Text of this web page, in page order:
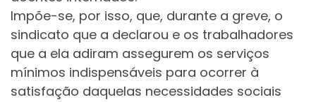
Impõe-se, por isso, que, durante a greve, o
sindicato que a declarou e os trabalhadores
que a ela adiram assegurem os serviços
mínimos indispensáveis para ocorrer à
satisfação daquelas necessidades sociais